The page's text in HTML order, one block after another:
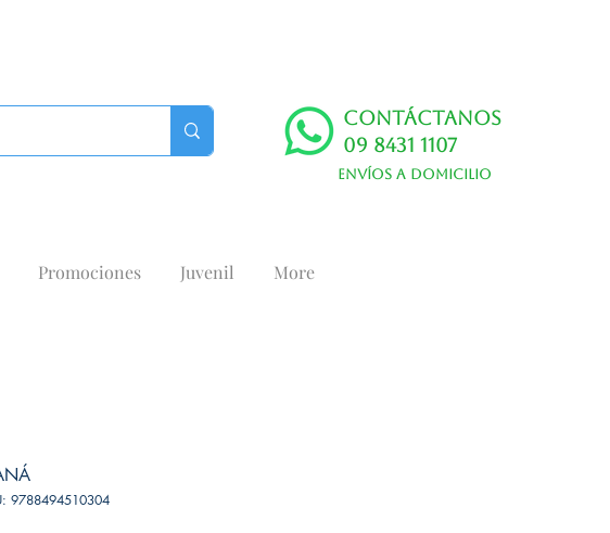
Contáctanos
09 8431 1107
Envíos a domicilio
Promociones Juvenil More
9788494510304